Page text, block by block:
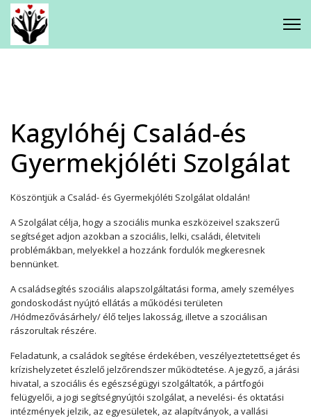
Központ
Foglalkoztató Napközi
Szolgálat
Mikkamakka Integratív Családi
Játéktár
Kagylóhéj Család-és
Gyermekjóléti Szolgálat
Köszöntjük a Család- és Gyermekjóléti Szolgálat oldalán!
A Szolgálat célja, hogy a szociális munka eszközeivel szakszerű
segítséget adjon azokban a szociális, lelki, családi, életviteli
problémákban, melyekkel a hozzánk fordulók megkeresnek
bennünket.
A családsegítés szociális alapszolgáltatási forma, amely személyes
gondoskodást nyújtó ellátás a működési területen
/Hódmezővásárhely/ élő teljes lakosság, illetve a szociálisan
rászorultak részére.
Feladatunk, a családok segítése érdekében, veszélyeztetettséget és
krízishelyzetet észlelő jelzőrendszer működtetése. A jegyző, a járási
hivatal, a szociális és egészségügyi szolgáltatók, a pártfogói
felügyelői, a jogi segítségnyújtói szolgálat, a nevelési- és oktatási
intézmények jelzik, az egyesületek, az alapítványok, a vallási